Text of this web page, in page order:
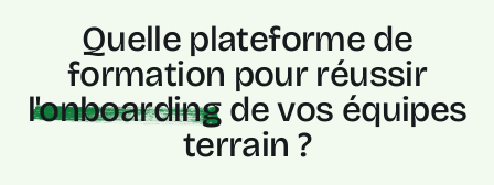
Quelle plateforme de
formation pour réussir
l'onboardingde vos équipes
terrain ?